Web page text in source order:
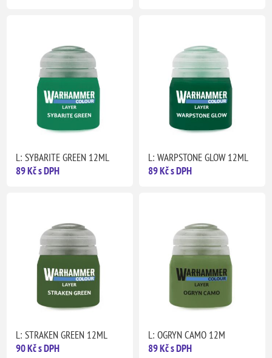
L: SYBARITE GREEN 12ML
89 Kč s DPH
L: WARPSTONE GLOW 12ML
89 Kč s DPH
L: STRAKEN GREEN 12ML
90 Kč s DPH
L: OGRYN CAMO 12M
89 Kč s DPH